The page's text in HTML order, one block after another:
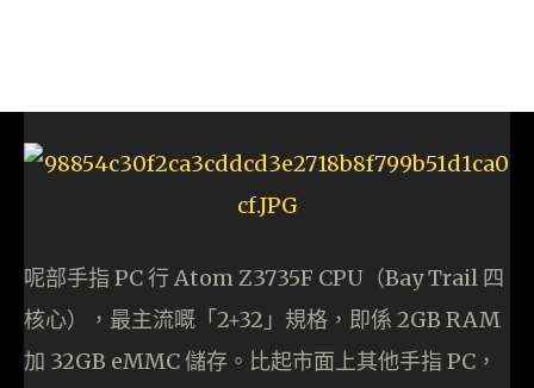
呢部手指 PC 行 Atom Z3735F CPU（Bay Trail 四
核心），最主流嘅「2+32」規格，即係 2GB RAM
加 32GB eMMC 儲存。比起市面上其他手指 PC，